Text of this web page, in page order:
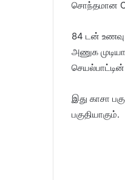
சொந்தமான C
84 டன் உணவு
அணுக
இது காசா
பகுதியாகும்.